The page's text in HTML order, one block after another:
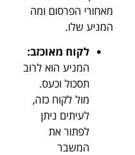
מאחורי הפרסום ומה
המניע שלו.
לקוח מאוכזב:
המניע הוא לרוב
תסכול וכעס.
מול לקוח כזה,
לעיתים ניתן
לפתור את
המשבר